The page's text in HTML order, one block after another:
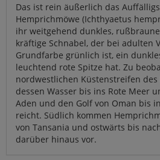
Das ist rein äußerlich das
Hemprichmöwe (Ichthyaetus
ihr weitgehend dunkles,
kräftige Schnabel, der bei adulten
Grundfarbe grünlich ist, ein
leuchtend rote Spitze hat. Zu
nordwestlichen Küstenstreifen des
dessen Wasser bis ins Rote Meer
Aden und den Golf von Oman bis
reicht. Südlich kommen
von Tansania und ostwärts bis
darüber hinaus vor.